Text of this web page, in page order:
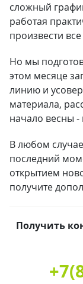
сложный
работая
произвести
Но мы
этом месяце
линию и
материала,
начало весны -
В любом
последний
открытием
получите
Получить